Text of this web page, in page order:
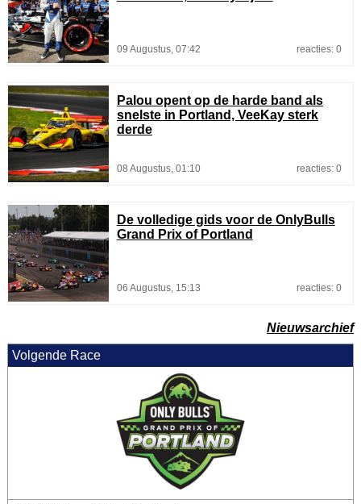
09 Augustus, 07:42 reacties: 0
Palou opent op de harde band als
snelste in Portland, VeeKay sterk
derde
08 Augustus, 01:10 reacties: 0
De volledige gids voor de OnlyBulls
Grand Prix of Portland
06 Augustus, 15:13 reacties: 0
Nieuwsarchief
Volgende Race